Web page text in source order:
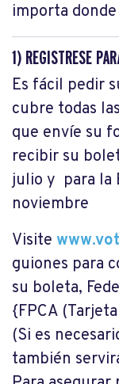
importa
1) REGISTRESE
Es fácil pedir
cubre todas
que envíe su
recibir su
julio y para la
noviembre
Visite
guiones para
su boleta,
{FPCA
(Si es
también